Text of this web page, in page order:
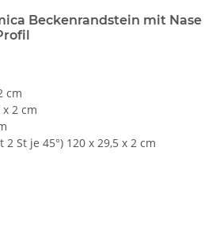
Beckenrandstein mit Nase
cm
x 2 cm
2 St je 45°) 120 x 29,5 x 2 cm